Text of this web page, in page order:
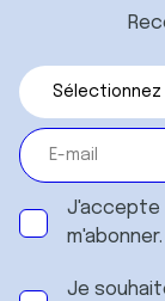
J'accepte
m'abonner.
Je